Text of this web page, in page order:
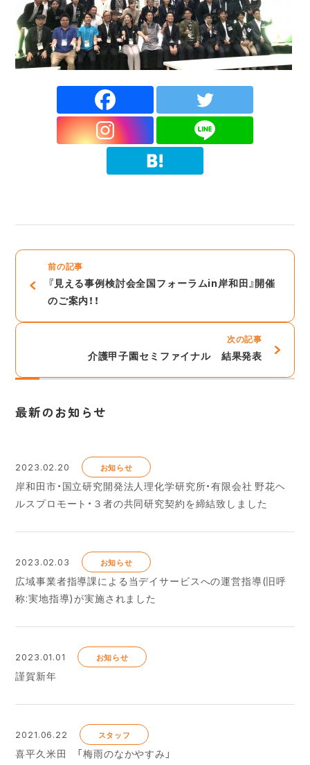
前の記事
『見える事例検討会全国フォーラムin岸和田』開催
のご案内！！
次の記事
介護甲子園セミファイナル 結果発表
最新のお知らせ
2023.02.20 お知らせ
岸和田市・国立研究開発法人理化学研究所・有限会社 野花ヘ
ルスプロモート・３者の共同研究契約を締結致しました
2023.02.03 お知らせ
広域事業者指導課による当デイサービスへの運営指導(旧呼
称:実地指導)が実施されました
2023.01.01 お知らせ
謹賀新年
2021.06.22 スタッフ
喜平久米田 「梅雨のなかやすみ」